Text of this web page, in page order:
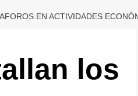
EN ACTIVIDADES
los